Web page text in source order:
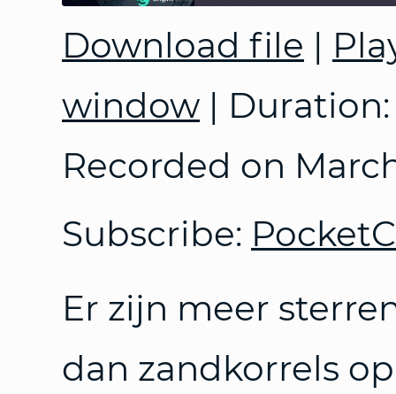
PocketCasts
SHARE
EMBED
Download file |
window | Duration:
Recorded on
Subscribe:
Er zijn meer
dan zandkorrels